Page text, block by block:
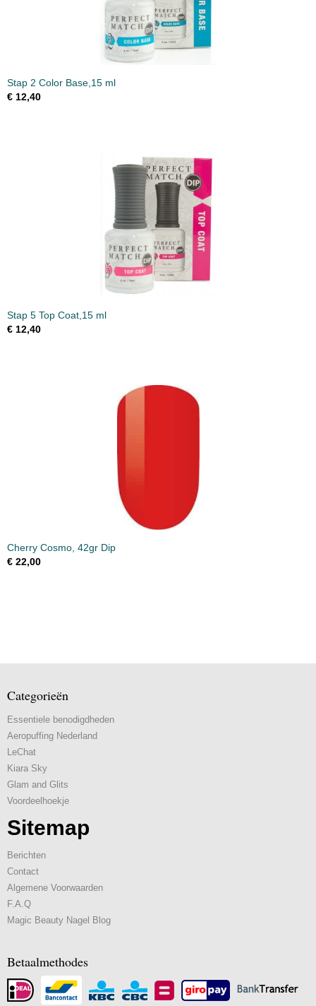
Stap 2 Color Base,15 ml
€ 12,40
Stap 5 Top Coat,15 ml
€ 12,40
Cherry Cosmo, 42gr Dip
€ 22,00
Categorieën
Essentiele benodigdheden
Aeropuffing Nederland
LeChat
Kiara Sky
Glam and Glits
Voordeelhoekje
Sitemap
Berichten
Contact
Algemene Voorwaarden
F.A.Q
Magic Beauty Nagel Blog
Betaalmethodes